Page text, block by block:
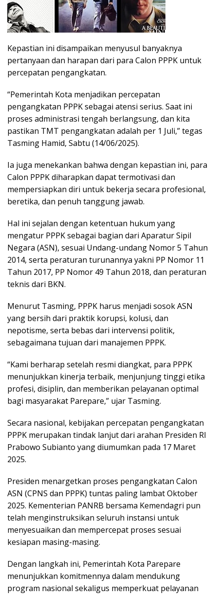
Kepastian ini disampaikan menyusul banyaknya
pertanyaan dan harapan dari para Calon PPPK untuk
percepatan pengangkatan.
“Pemerintah Kota menjadikan percepatan
pengangkatan PPPK sebagai atensi serius. Saat ini
proses administrasi tengah berlangsung, dan kita
pastikan TMT pengangkatan adalah per 1 Juli,” tegas
Tasming Hamid, Sabtu (14/06/2025).
Ia juga menekankan bahwa dengan kepastian ini, para
Calon PPPK diharapkan dapat termotivasi dan
mempersiapkan diri untuk bekerja secara profesional,
beretika, dan penuh tanggung jawab.
Hal ini sejalan dengan ketentuan hukum yang
mengatur PPPK sebagai bagian dari Aparatur Sipil
Negara (ASN), sesuai Undang-undang Nomor 5 Tahun
2014, serta peraturan turunannya yakni PP Nomor 11
Tahun 2017, PP Nomor 49 Tahun 2018, dan peraturan
teknis dari BKN.
Menurut Tasming, PPPK harus menjadi sosok ASN
yang bersih dari praktik korupsi, kolusi, dan
nepotisme, serta bebas dari intervensi politik,
sebagaimana tujuan dari manajemen PPPK.
“Kami berharap setelah resmi diangkat, para PPPK
menunjukkan kinerja terbaik, menjunjung tinggi etika
profesi, disiplin, dan memberikan pelayanan optimal
bagi masyarakat Parepare,” ujar Tasming.
Secara nasional, kebijakan percepatan pengangkatan
PPPK merupakan tindak lanjut dari arahan Presiden RI
Prabowo Subianto yang diumumkan pada 17 Maret
2025.
Presiden menargetkan proses pengangkatan Calon
ASN (CPNS dan PPPK) tuntas paling lambat Oktober
2025. Kementerian PANRB bersama Kemendagri pun
telah menginstruksikan seluruh instansi untuk
menyesuaikan dan mempercepat proses sesuai
kesiapan masing-masing.
Dengan langkah ini, Pemerintah Kota Parepare
menunjukkan komitmennya dalam mendukung
program nasional sekaligus memperkuat pelayanan